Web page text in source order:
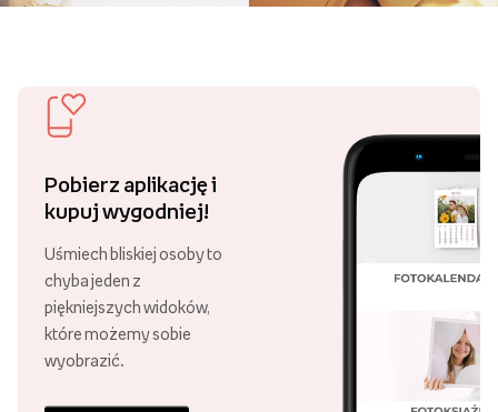
Pobierz aplikację i
kupuj wygodniej!
Uśmiech bliskiej osoby to
chyba jeden z
piękniejszych widoków,
które możemy sobie
wyobrazić.